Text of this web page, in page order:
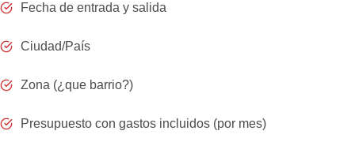
Fecha de entrada y salida
Ciudad/País
Zona (¿que barrio?)
Presupuesto con gastos incluidos (por mes)